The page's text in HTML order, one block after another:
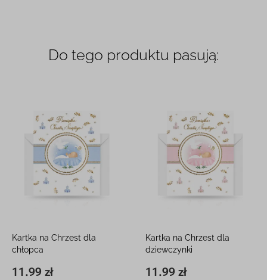
Do tego produktu pasują:
Kartka na Chrzest dla
chłopca
11.99 zł
11,8 x 16,3 cm
Kartka na Chrzest dla
dziewczynki
11.99 zł
11,8 x 16,3 cm